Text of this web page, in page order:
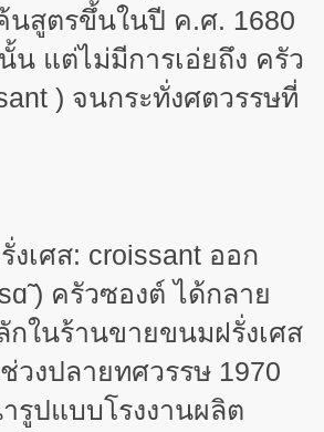
นสูตรขึ้นในปี ค.ศ. 1680
แต่ไม่มีการเอ่ยถึง ครัว
) จนกระทั่งศตวรรษที่
งเศส: croissant ออก
ɑ ) ครัวซองต์ ได้กลาย
กในร้านขายขนมฝรั่งเศส
วงปลายทศวรรษ 1970
รูปแบบโรงงานผลิต